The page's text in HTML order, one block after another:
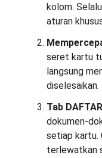
kolom.
aturan
seret kartu
langsung
diselesaikan.
Tab
dokumen-
setiap kartu.
terlewatkan